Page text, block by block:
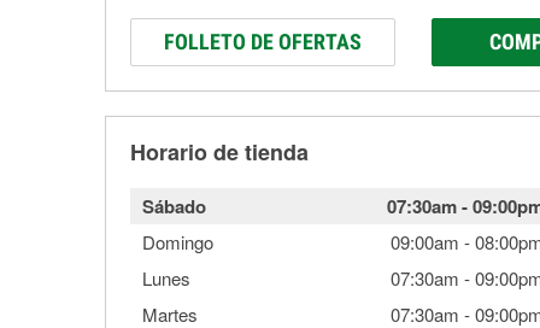
FOLLETO DE OFERTAS
Horario de tienda
Sábado 07:30am-
Domingo 09:00am -
Lunes
07:30am -
Martes
07:30am -